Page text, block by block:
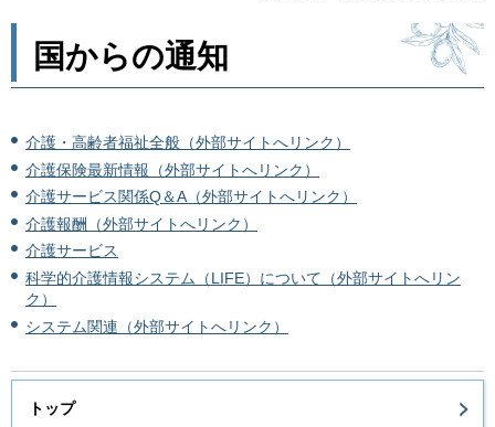
国からの通知
介護・高齢者福祉全般（外部サイトへリンク）
介護保険最新情報（外部サイトへリンク）
介護サービス関係Q＆A（外部サイトへリンク）
介護報酬（外部サイトへリンク）
介護サービス
科学的介護情報システム（LIFE）について（外部サイトへリン
ク）
システム関連（外部サイトへリンク）
トップ